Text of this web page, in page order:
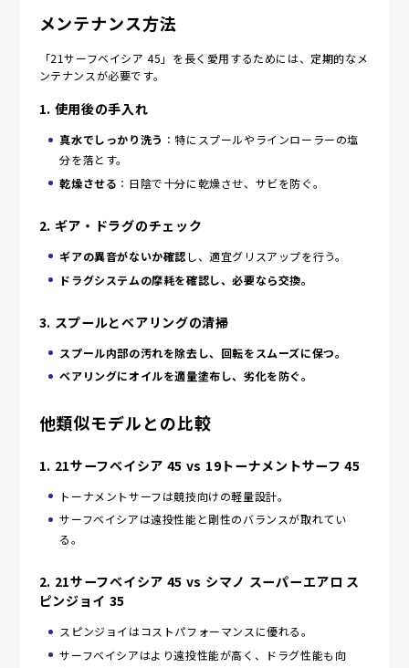
メンテナンス方法
「21サーフベイシア 45」を長く愛用するためには、定期的なメ
ンテナンスが必要です。
1. 使用後の手入れ
真水でしっかり洗う ：特にスプールやラインローラーの塩
分を落とす。
乾燥させる ：日陰で十分に乾燥させ、サビを防ぐ。
2. ギア・ドラグのチェック
ギアの異音がないか確認 し、適宜グリスアップを行う。
ドラグシステムの摩耗を確認し、必要なら交換。
3. スプールとベアリングの清掃
スプール内部の汚れを除去し、回転をスムーズに保つ。
ベアリングにオイルを適量塗布し、劣化を防ぐ。
他類似モデルとの比較
1. 21サーフベイシア 45 vs 19トーナメントサーフ 45
トーナメントサーフは競技向けの軽量設計。
サーフベイシアは遠投性能と剛性のバランスが取れてい
る。
2. 21サーフベイシア 45 vs シマノ スーパーエアロ ス
ピンジョイ 35
スピンジョイはコストパフォーマンスに優れる。
サーフベイシアはより遠投性能が高く、ドラグ性能も向